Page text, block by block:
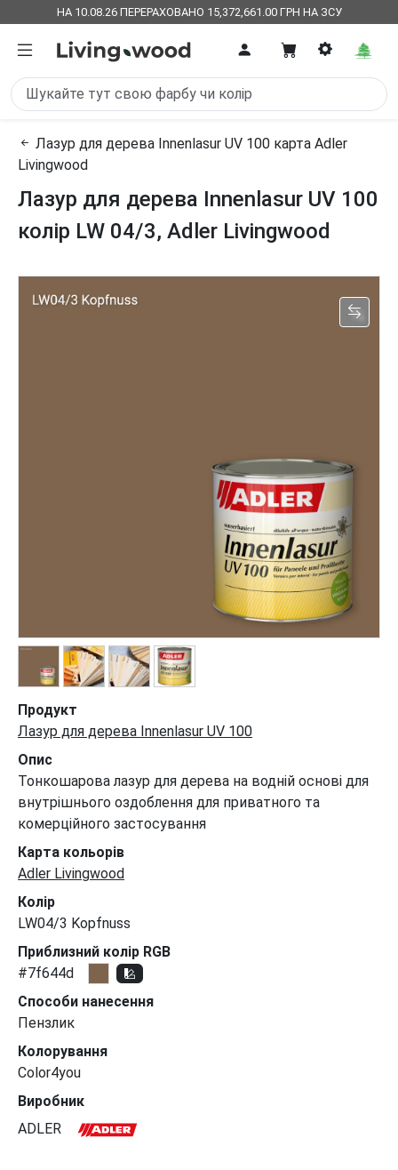
НА 10.08.26 ПЕРЕРАХОВАНО 15,372,661.00 ГРН НА ЗСУ
Лазур для дерева Innenlasur UV 100 карта Adler
Livingwood
Лазур для дерева Innenlasur UV 100
колір LW 04/3, Adler Livingwood
Продукт
Лазур для дерева Innenlasur UV 100
Опис
Тонкошарова лазур для дерева на водній основі для
внутрішнього оздоблення для приватного та
комерційного застосування
Карта кольорів
Adler Livingwood
Колір
LW04/3 Kopfnuss
Приблизний колір RGB
#7f644d
Способи нанесення
Пензлик
Колорування
Color4you
Виробник
ADLER